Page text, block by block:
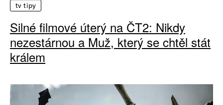
tv tipy
Silné filmové úterý na ČT2: Nikdy
nezestárnou a Muž, který se chtěl stát
králem